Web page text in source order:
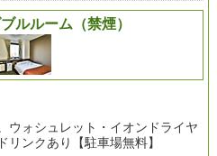
ルルーム（禁煙）
ウォシュレット・イオンドライヤ
リンクあり【駐車場無料】